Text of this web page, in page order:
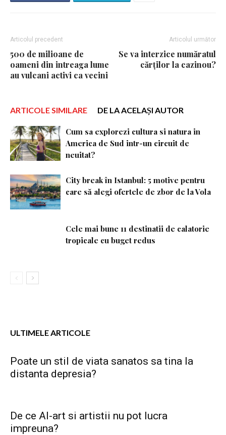
Articolul precedent
500 de milioane de
oameni din intreaga lume
au vulcani activi ca vecini
Articolul următor
Se va interzice număratul
cărților la cazinou?
ARTICOLE SIMILARE DE LA ACELAȘI AUTOR
Cum sa explorezi cultura si natura in
America de Sud intr-un circuit de
neuitat?
City break în Istanbul: 5 motive pentru
care să alegi ofertele de zbor de la Vola
Cele mai bune 11 destinatii de calatorie
tropicale cu buget redus
ULTIMELE ARTICOLE
Poate un stil de viata sanatos sa tina la
distanta depresia?
De ce AI-art si artistii nu pot lucra
impreuna?